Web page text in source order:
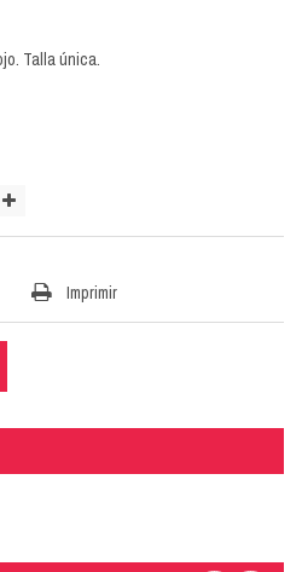
Talla única.
Imprimir